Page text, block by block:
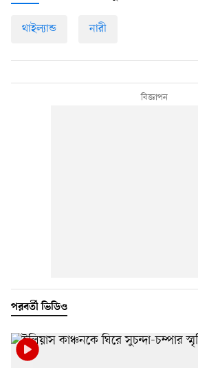
থাইল্যান্ড নারী
পরবর্তী ভিডিও